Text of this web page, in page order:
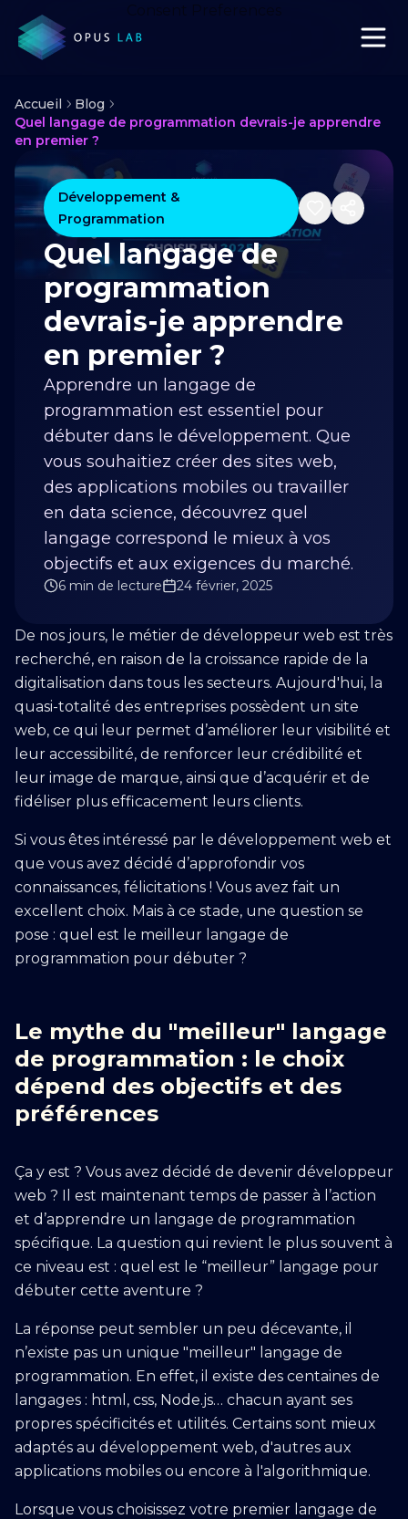
Accueil
Blog
Quel langage de programmation devrais-je apprendre
en premier ?
Développement &
Programmation
Quel langage de
programmation
devrais-je apprendre
en premier ?
Apprendre un langage de
programmation est essentiel pour
débuter dans le développement. Que
vous souhaitiez créer des sites web,
des applications mobiles ou travailler
en data science, découvrez quel
langage correspond le mieux à vos
objectifs et aux exigences du marché.
6 min de lecture 24 février, 2025
De nos jours, le métier de développeur web est très
recherché, en raison de la croissance rapide de la
digitalisation dans tous les secteurs. Aujourd'hui, la
quasi-totalité des entreprises possèdent un site
web, ce qui leur permet d’améliorer leur visibilité et
leur accessibilité, de renforcer leur crédibilité et
leur image de marque, ainsi que d’acquérir et de
fidéliser plus efficacement leurs clients.
Si vous êtes intéressé par le développement web et
que vous avez décidé d’approfondir vos
connaissances, félicitations ! Vous avez fait un
excellent choix. Mais à ce stade, une question se
pose : quel est le meilleur langage de
programmation pour débuter ?
Le mythe du "meilleur" langage
de programmation : le choix
dépend des objectifs et des
préférences
Ça y est ? Vous avez décidé de devenir développeur
web ? Il est maintenant temps de passer à l’action
et d’apprendre un langage de programmation
spécifique. La question qui revient le plus souvent à
ce niveau est : quel est le “meilleur” langage pour
débuter cette aventure ?
La réponse peut sembler un peu décevante, il
n’existe pas un unique "meilleur" langage de
programmation. En effet, il existe des centaines de
langages : html, css, Node.js… chacun ayant ses
propres spécificités et utilités. Certains sont mieux
adaptés au développement web, d'autres aux
applications mobiles ou encore à l'algorithmique.
Lorsque vous choisissez votre premier langage de